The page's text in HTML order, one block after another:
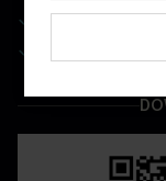
Real-time
Geniet van